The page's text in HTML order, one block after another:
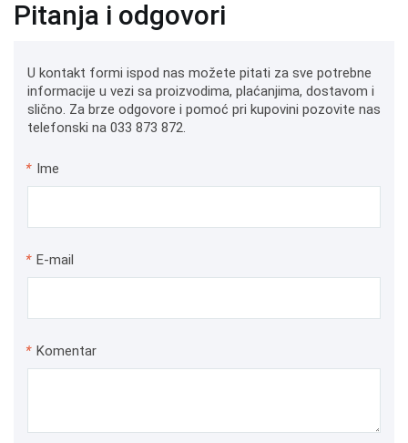
Pitanja i odgovori
U kontakt formi ispod nas možete pitati za sve potrebne
informacije u vezi sa proizvodima, plaćanjima, dostavom i
slično. Za brze odgovore i pomoć pri kupovini pozovite nas
telefonski na 033 873 872.
* Ime
* E-mail
* Komentar